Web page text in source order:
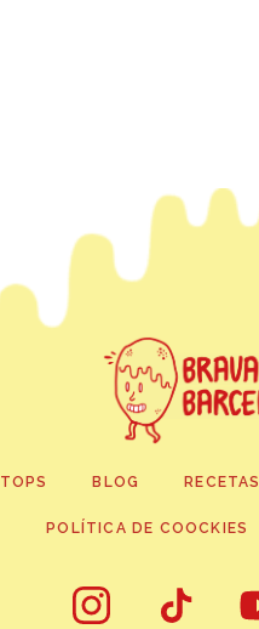
TOPS BLOG RECETAS
POLÍTICA DE COOCKIES